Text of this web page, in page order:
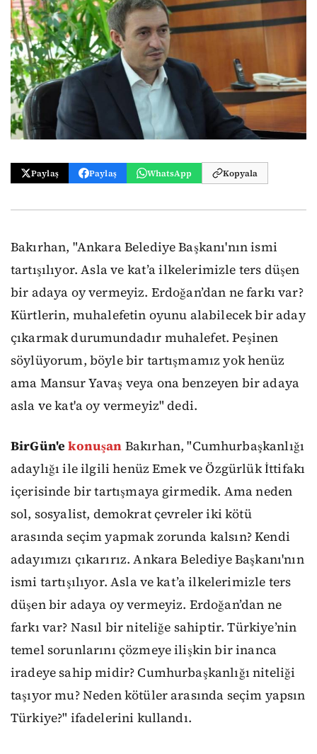
Paylaş Paylaş WhatsApp Kopyala
Bakırhan, "Ankara Belediye Başkanı'nın ismi
tartışılıyor. Asla ve kat’a ilkelerimizle ters düşen
bir adaya oy vermeyiz. Erdoğan’dan ne farkı var?
Kürtlerin, muhalefetin oyunu alabilecek bir aday
çıkarmak durumundadır muhalefet. Peşinen
söylüyorum, böyle bir tartışmamız yok henüz
ama Mansur Yavaş veya ona benzeyen bir adaya
asla ve kat'a oy vermeyiz" dedi.
BirGün'ekonuşan Bakırhan, "Cumhurbaşkanlığı
adaylığı ile ilgili henüz Emek ve Özgürlük İttifakı
içerisinde bir tartışmaya girmedik. Ama neden
sol, sosyalist, demokrat çevreler iki kötü
arasında seçim yapmak zorunda kalsın? Kendi
adayımızı çıkarırız. Ankara Belediye Başkanı'nın
ismi tartışılıyor. Asla ve kat’a ilkelerimizle ters
düşen bir adaya oy vermeyiz. Erdoğan’dan ne
farkı var? Nasıl bir niteliğe sahiptir. Türkiye’nin
temel sorunlarını çözmeye ilişkin bir inanca
iradeye sahip midir? Cumhurbaşkanlığı niteliği
taşıyor mu? Neden kötüler arasında seçim yapsın
Türkiye?" ifadelerini kullandı.